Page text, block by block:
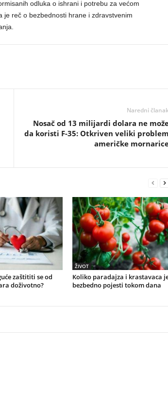
odluka o ishrani i potrebu za većom
reč o bezbednosti hrane i zdravstvenim
Naredni
Nosač od 13 milijardi dolara ne
da koristi F-35: Otkriven veliki problem
američke
zaštititi se od
doživotno?
ŽIVOT
Koliko paradajza i krastavaca
bezbedno pojesti tokom dana